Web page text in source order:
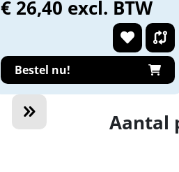
€ 26,40 excl. BTW
Bestel nu!
Aantal